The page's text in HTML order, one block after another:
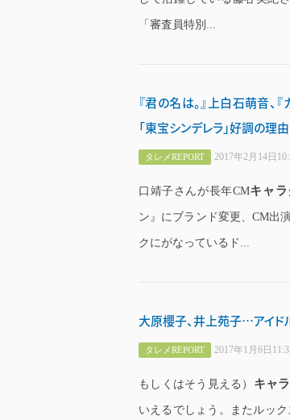
「審査員特別...
『君の名は。』上白石萌音
「東宝シンデレラ」好調の理由
タレメREPORT 2017年2月14日
口靖子さんが長年CMキャラ
ン』にブランド変更、CM出
クにがなっているド...
大原櫻子、井上苑子…アイド
タレメREPORT 2017年1月6日
もしくはそう見える） キャ
いえるでしょう。またルッ